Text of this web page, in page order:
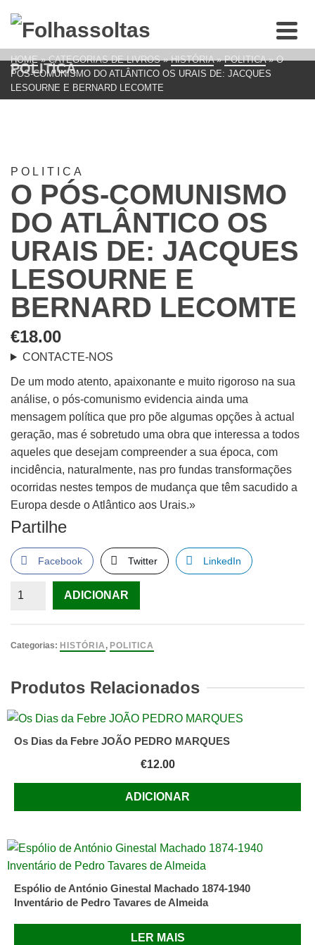
POLITICA
HOME » CATEGORIAS DE LIVROS » HISTÓRIA » POLITICA » O
PÓS-COMUNISMO DO ATLÂNTICO OS URAIS DE: JACQUES
LESOURNE E BERNARD LECOMTE
POLITICA
O PÓS-COMUNISMO
DO ATLÂNTICO OS
URAIS DE: JACQUES
LESOURNE E
BERNARD LECOMTE
€18.00
CONTACTE-NOS
De um modo atento, apaixonante e muito rigoroso na sua
análise, o pós-comunismo evidencia ainda uma
mensagem política que pro põe algumas opções à actual
geração, mas é sobretudo uma obra que interessa a todos
aqueles que desejam compreender a sua época, com
incidência, naturalmente, nas pro fundas transformações
ocorridas nestes tempos de mudança que têm sacudido a
Europa desde o Atlântico aos Urais.»
Partilhe
Facebook Twitter LinkedIn
Quantidade
Pós-
Atlântico
os
de:
Lesourne
ADICIONAR
Categorias: HISTÓRIA , POLITICA
Produtos Relacionados
Os Dias da Febre JOÃO PEDRO MARQUES
€12.00
ADICIONAR
Espólio de António Ginestal Machado 1874-1940
Inventário de Pedro Tavares de Almeida
LER MAIS